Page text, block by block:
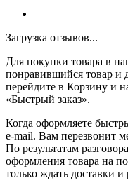
Загрузка отзывов...
Для покупки товара в
понравившийся товар и
перейдите в Корзину и
«Быстрый заказ».
Когда оформляете
e-mail. Вам перезвонит
По результатам
оформления товара на
только ждать доставки